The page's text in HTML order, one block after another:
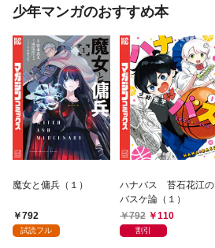
少年マンガのおすすめ本
魔女と傭兵（１）
792
試読フル
ハナバス 苔石花江の
バスケ論（１）
792
110
割引